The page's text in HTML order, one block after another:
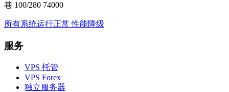
巷 100/280 74000
所有系统运行正常 性能降级
服务
VPS 托管
VPS Forex
独立服务器